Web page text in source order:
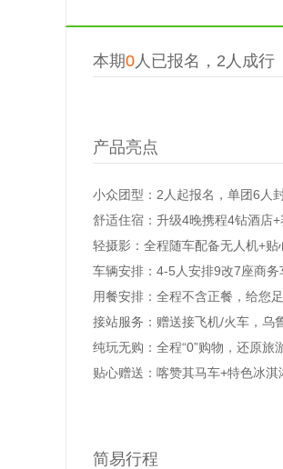
本期0人已报名，2人成行
产品亮点
小众团型：2人起报名，单团6人
舒适住宿：升级4晚携程4钻酒店
轻摄影：全程随车配备无人机+贴
车辆安排：4-5人安排9改7座商务
用餐安排：全程不含正餐，给您
接站服务：赠送接飞机/火车，乌
纯玩无购：全程“0”购物，还原
贴心赠送：喀赞其马车+特色冰
简易行程